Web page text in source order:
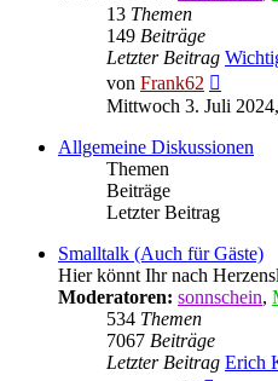
13 Themen
149 Beiträge
Letzter Beitrag
von Frank62
Beitrag
Mittwoch 3. Juli
Allgemeine Diskussionen
Themen
Beiträge
Letzter Beitrag
Smalltalk (Auch für Gäste)
Hier könnt Ihr nach
Moderatoren: sonnschein,
534 Themen
7067 Beiträge
Letzter Beitrag Erich